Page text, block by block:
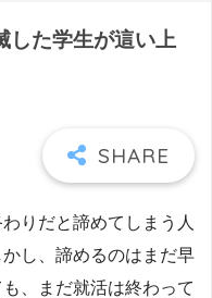
した学生が這い上
りだと諦めてしまう人
し、諦めるのはまだ早
、まだ就活は終わって